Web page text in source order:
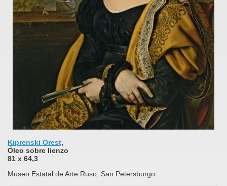
Kiprenski Orest,
Óleo sobre lienzo
81 x 64,3
Museo Estatal de Arte Ruso, San Petersburgo